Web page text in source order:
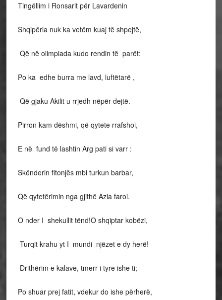
Tingëllim i Ronsarit për Lavardenin
Shqipëria nuk ka vetëm kuaj të shpejtë,
Që në olimpiada kudo rendin të parët:
Po ka edhe burra me lavd, luftëtarë ,
Që gjaku Akilit u rrjedh nëpër dejtë.
Pirron kam dëshmi, që qytete rrafshoi,
E në fund të lashtin Arg pati si varr :
Skënderin fitonjës mbi turkun barbar,
Që qytetërimin nga gjithë Azia faroi.
O nder I shekullit tënd!O shqiptar kobëzi,
Turqit krahu yt I mundi njëzet e dy herë!
Drithërim e kalave, tmerr i tyre ishe ti;
Po shuar prej fatit, vdekur do ishe përherë,